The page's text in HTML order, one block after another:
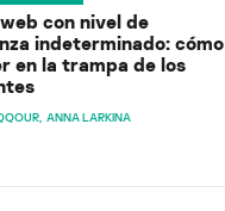
con nivel de
indeterminado: cómo
en la trampa de los
ANNA LARKINA